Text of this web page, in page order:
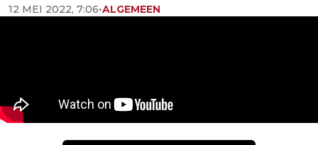
12 MEI 2022, 7:06•ALGEMEEN